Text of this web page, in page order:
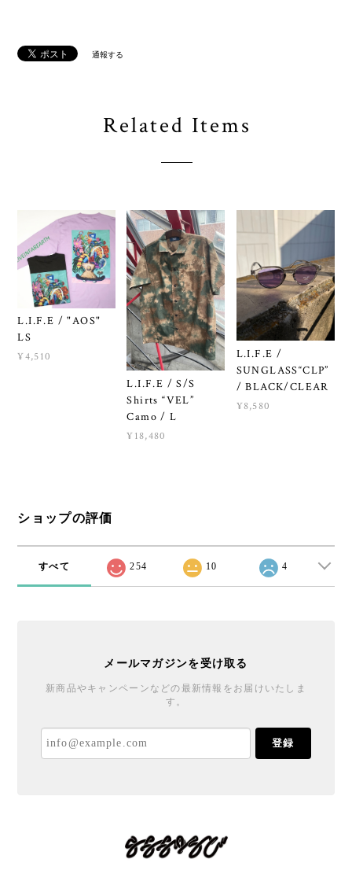
通報する
Related Items
L.I.F.E / "AOS"
LS
¥4,510
L.I.F.E / S/S
Shirts “VEL”
Camo / L
¥18,480
L.I.F.E /
SUNGLASS“CLP”
/ BLACK/CLEAR
¥8,580
ショップの評価
すべて 254 10 4
メールマガジンを受け取る
新商品やキャンペーンなどの最新情報をお届けいたしま
す。
登録